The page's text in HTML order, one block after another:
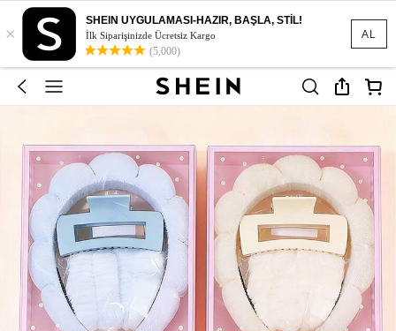
AL
×
SHEIN UYGULAMASI-HAZIR, BAŞLA, STİL!
İlk Siparişinizde Ücretsiz Kargo
(5,000)